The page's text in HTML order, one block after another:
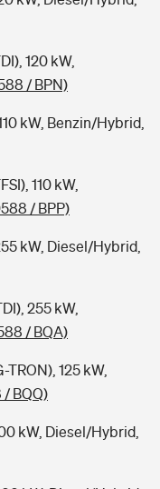
120 kW,
/ BPN)
kW, Benzin/Hybrid,
110 kW,
/ BPP)
kW, Diesel/Hybrid,
255 kW,
/ BQA)
TRON), 125 kW,
BQQ)
kW, Diesel/Hybrid,